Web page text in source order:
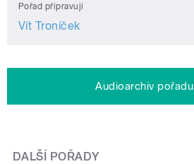
Pořad připravují
Vít Troníček
Audioarchiv pořadu
DALŠÍ POŘADY